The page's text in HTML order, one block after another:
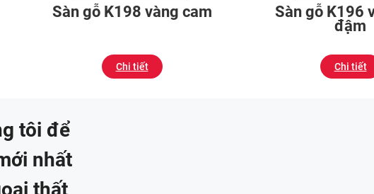
Sàn gỗ K198 vàng cam
Chi tiết
Sàn gỗ K196
đậm
Chi tiết
tôi để
nhất